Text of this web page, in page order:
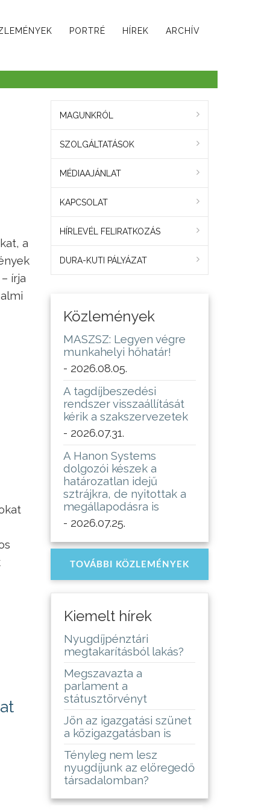
PORTRÉ HÍREK ARCHÍV
a
írja
MAGUNKRÓL
SZOLGÁLTATÁSOK
MÉDIAAJÁNLAT
KAPCSOLAT
HÍRLEVÉL FELIRATKOZÁS
DURA-KUTI PÁLYÁZAT
Közlemények
MASZSZ: Legyen végre
munkahelyi hőhatár!
- 2026.08.05.
A tagdíjbeszedési
rendszer visszaállítását
kérik a szakszervezetek
- 2026.07.31.
A Hanon Systems
dolgozói készek a
határozatlan idejű
sztrájkra, de nyitottak a
megállapodásra is
- 2026.07.25.
TOVÁBBI KÖZLEMÉNYEK
Kiemelt hírek
Nyugdíjpénztári
megtakarításból lakás?
Megszavazta a
parlament a
státusztörvényt
Jön az igazgatási szünet
a közigazgatásban is
Tényleg nem lesz
nyugdíjunk az elöregedő
társadalomban?